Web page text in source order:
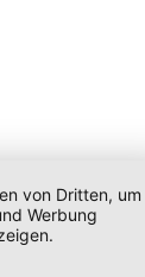
von Dritten, um
Werbung